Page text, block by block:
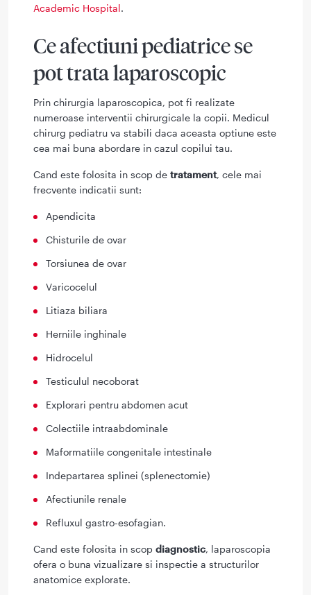
Academic Hospital.
Ce afectiuni pediatrice se
pot trata laparoscopic
Prin chirurgia laparoscopica, pot fi realizate
numeroase interventii chirurgicale la copii. Medicul
chirurg pediatru va stabili daca aceasta optiune este
cea mai buna abordare in cazul copilui tau.
Cand este folosita in scop de tratament, cele mai
frecvente indicatii sunt:
Apendicita
Chisturile de ovar
Torsiunea de ovar
Varicocelul
Litiaza biliara
Herniile inghinale
Hidrocelul
Testiculul necoborat
Explorari pentru abdomen acut
Colectiile intraabdominale
Maformatiile congenitale intestinale
Indepartarea splinei (splenectomie)
Afectiunile renale
Refluxul gastro-esofagian.
Cand este folosita in scop diagnostic, laparoscopia
ofera o buna vizualizare si inspectie a structurilor
anatomice explorate.